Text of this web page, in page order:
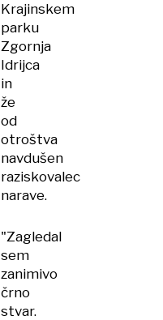
Krajinskem
parku
Zgornja
Idrijca
in
že
od
otroštva
navdušen
raziskovalec
narave.
"Zagledal
sem
zanimivo
črno
stvar.